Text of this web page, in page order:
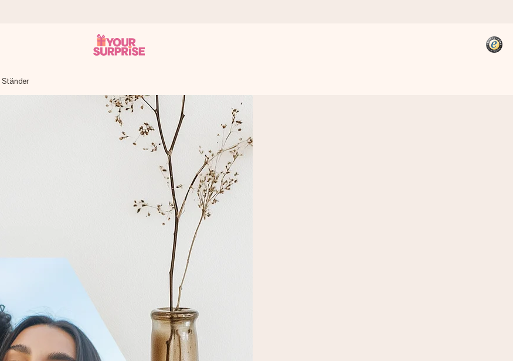
– damit du es genau zum richtigen Zeitpunkt überreichen kannst, wenn es am meisten
Reviews (Gesamtergebnis aller Länder, in die wir versenden).